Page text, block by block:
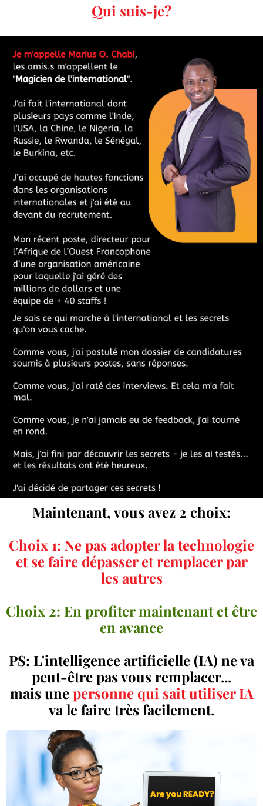
Qui suis-je?
Maintenant, vous avez 2 choix:
Choix 1: Ne pas adopter la technologie
et se faire dépasser et remplacer par
les autres
Choix 2: En profiter maintenant et être
en avance
PS: L'intelligence artificielle (IA) ne va
peut-être pas vous remplacer...
mais unepersonne qui sait utiliser IA
va le faire très facilement.